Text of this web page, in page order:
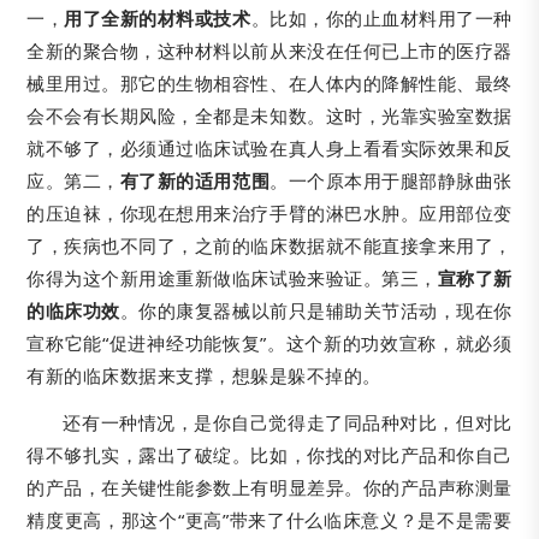
一， 用了全新的材料或技术。比如，你的止血材料用了一种
全新的聚合物，这种材料以前从来没在任何已上市的医疗器
械里用过。那它的生物相容性、在人体内的降解性能、最终
会不会有长期风险，全都是未知数。这时，光靠实验室数据
就不够了，必须通过临床试验在真人身上看看实际效果和反
应。第二， 有了新的适用范围。一个原本用于腿部静脉曲张
的压迫袜，你现在想用来治疗手臂的淋巴水肿。应用部位变
了，疾病也不同了，之前的临床数据就不能直接拿来用了，
你得为这个新用途重新做临床试验来验证。第三， 宣称了新
的临床功效。你的康复器械以前只是辅助关节活动，现在你
宣称它能“促进神经功能恢复”。这个新的功效宣称，就必须
有新的临床数据来支撑，想躲是躲不掉的。
还有一种情况，是你自己觉得走了同品种对比，但对比
得不够扎实，露出了破绽。比如，你找的对比产品和你自己
的产品，在关键性能参数上有明显差异。你的产品声称测量
精度更高，那这个“更高”带来了什么临床意义？是不是需要